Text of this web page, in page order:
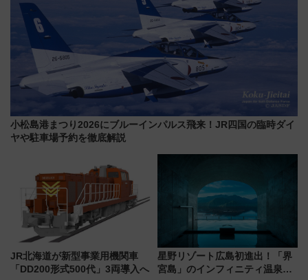
小松島港まつり2026にブルーインパルス飛来！JR四国の臨時ダイ
ヤや駐車場予約を徹底解説
JR北海道が新型事業用機関車
「DD200形式500代」3両導入へ
星野リゾート広島初進出！「界
宮島」のインフィニティ温泉と